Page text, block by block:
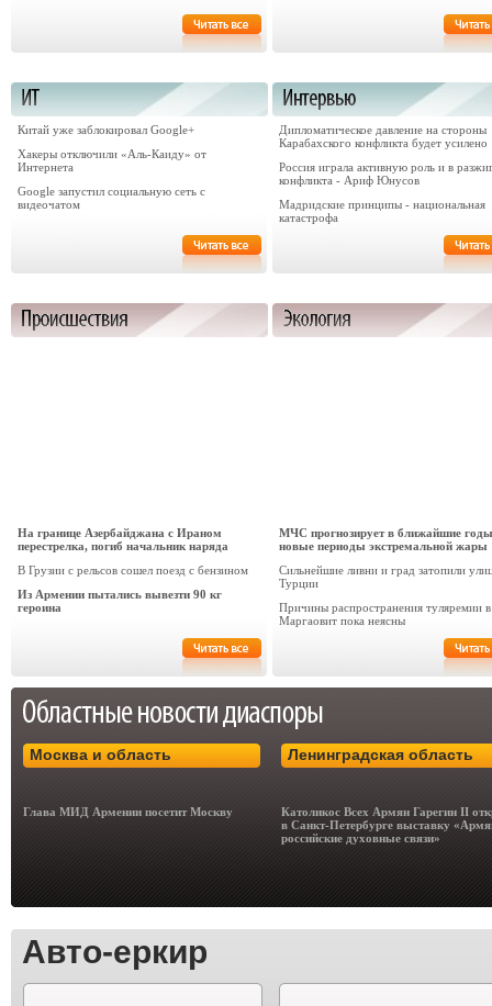
Китай уже заблокировал Google+
Хакеры отключили «Аль-Каиду» от
Интернета
Google запустил социальную сеть с
видеочатом
Дипломатическое давление на стороны
Карабахского конфликта будет усилено
Россия играла активную роль и в
конфликта - Ариф Юнусов
Мадридские принципы - национальная
катастрофа
На границе Азербайджана с Ираном
перестрелка, погиб начальник наряда
В Грузии с рельсов сошел поезд с бензином
Из Армении пытались вывезти 90 кг
героина
МЧС прогнозирует в ближайшие годы
новые периоды экстремальной жары
Сильнейшие ливни и град затопили
Турции
Причины распространения туляремии в
Маргаовит пока неясны
Москва и область
Глава МИД Армении посетит Москву
Ленинградская область
Католикос Всех Армян Гарегин II
в Санкт-Петербурге выставку
российские духовные связи»
Авто-еркир